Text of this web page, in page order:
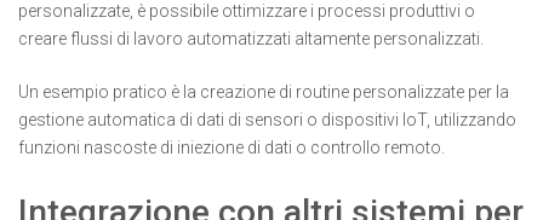
personalizzate, è possibile ottimizzare i processi produttivi o
creare flussi di lavoro automatizzati altamente personalizzati.
Un esempio pratico è la creazione di routine personalizzate per la
gestione automatica di dati di sensori o dispositivi IoT, utilizzando
funzioni nascoste di iniezione di dati o controllo remoto.